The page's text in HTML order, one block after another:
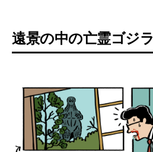
遠景の中の亡霊ゴジラ